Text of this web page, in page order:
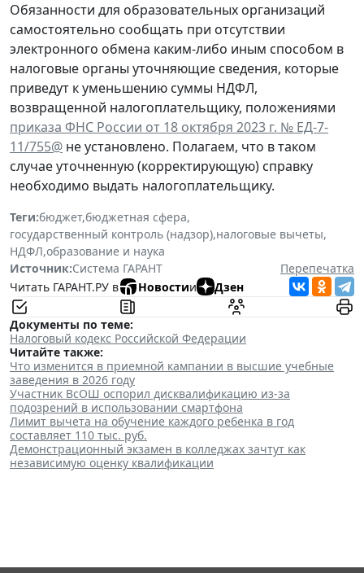
Обязанности для образовательных организаций
самостоятельно сообщать при отсутствии
электронного обмена каким-либо иным способом в
налоговые органы уточняющие сведения, которые
приведут к уменьшению суммы НДФЛ,
возвращенной налогоплательщику, положениями
приказа ФНС России от 18 октября 2023 г. № ЕД-7-
11/755@ не установлено. Полагаем, что в таком
случае уточненную (корректирующую) справку
необходимо выдать налогоплательщику.
Теги:бюджет,бюджетная сфера,
государственный контроль (надзор),налоговые вычеты,
НДФЛ,образование и наука
Источник:Система ГАРАНТ
Перепечатка
Читать ГАРАНТ.РУ в
Новостии Дзен
Документы по теме:
Налоговый кодекс Российской Федерации
Читайте также:
Что изменится в приемной кампании в высшие учебные
заведения в 2026 году
Участник ВсОШ оспорил дисквалификацию из-за
подозрений в использовании смартфона
Лимит вычета на обучение каждого ребенка в год
составляет 110 тыс. руб.
Демонстрационный экзамен в колледжах зачтут как
независимую оценку квалификации